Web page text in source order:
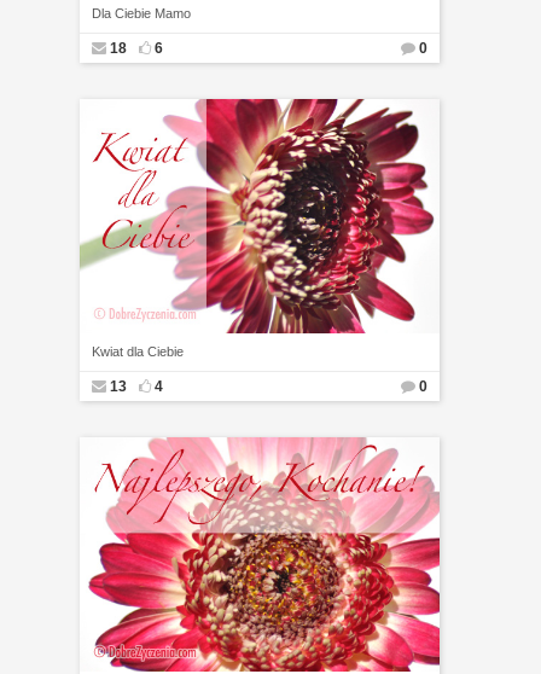
Dla Ciebie Mamo
18 6 0
Kwiat dla Ciebie
13 4 0